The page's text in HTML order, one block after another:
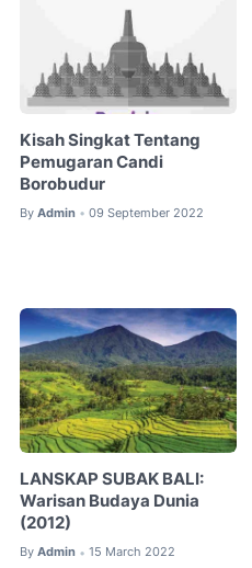
Kisah Singkat Tentang
Pemugaran Candi
Borobudur
By Admin • 09 September 2022
LANSKAP SUBAK BALI:
Warisan Budaya Dunia
(2012)
By Admin • 15 March 2022